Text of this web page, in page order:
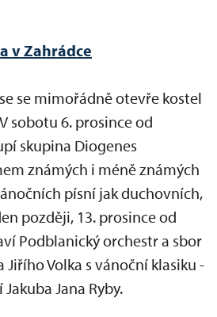
v Zahrádce
se mimořádně otevře kostel
sobotu 6. prosince od
skupina Diogenes
známých i méně známých
písní jak duchovních,
později, 13. prosince od
Podblanický orchestr a sbor
Volka s vánoční klasiku -
Jana Ryby.